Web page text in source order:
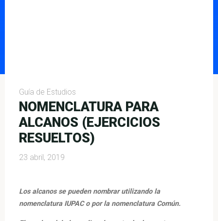
Guía de Estudios
NOMENCLATURA PARA
ALCANOS (EJERCICIOS
RESUELTOS)
23 abril, 2019
Los alcanos se pueden nombrar utilizando la
nomenclatura IUPAC o por la nomenclatura Común.